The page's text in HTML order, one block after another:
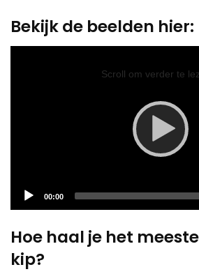
Bekijk de beelden hier:
Scroll om verder te
Current
00:00
Hoe haal je het
kip?